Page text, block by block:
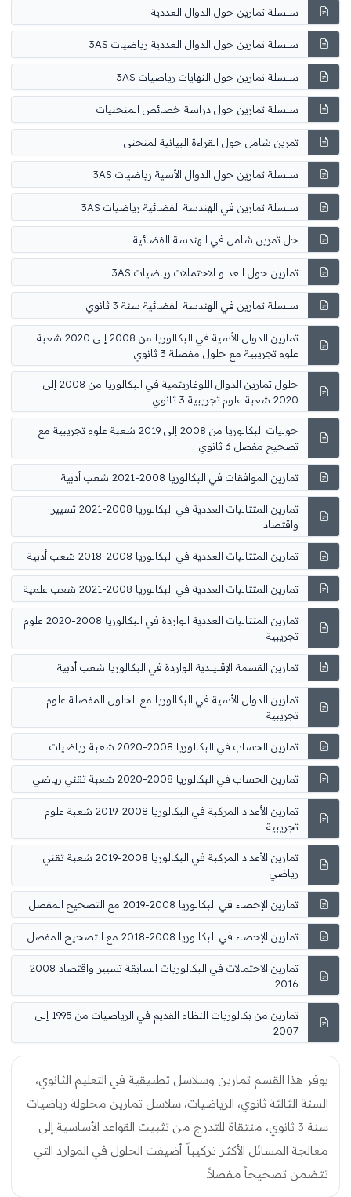
سلسلة تمارين حول الدوال العددية
سلسلة تمارين حول الدوال العددية رياضيات 3AS
سلسلة تمارين حول النهايات رياضيات 3AS
سلسلة تمارين حول دراسة خصائص المنحنيات
تمرين شامل حول القراءة البيانية لمنحنى
سلسلة تمارين حول الدوال الأسية رياضيات 3AS
سلسلة تمارين في الهندسة الفضائية رياضيات 3AS
حل تمرين شامل في الهندسة الفضائية
تمارين حول العد و الاحتمالات رياضيات 3AS
سلسلة تمارين في الهندسة الفضائية سنة 3 ثانوي
تمارين الدوال الأسية في البكالوريا من 2008 إلى 2020 شعبة
علوم تجريبية مع حلول مفصلة 3 ثانوي
حلول تمارين الدوال اللوغاريتمية في البكالوريا من 2008 إلى
2020 شعبة علوم تجريبية 3 ثانوي
حوليات البكالوريا من 2008 إلى 2019 شعبة علوم تجريبية مع
تصحيح مفصل 3 ثانوي
تمارين الموافقات في البكالوريا 2008-2021 شعب أدبية
تمارين المتتاليات العددية في البكالوريا 2008-2021 تسيير
واقتصاد
تمارين المتتاليات العددية في البكالوريا 2008-2018 شعب أدبية
تمارين المتتاليات العددية في البكالوريا 2008-2021 شعب علمية
تمارين المتتاليات العددية الواردة في البكالوريا 2008-2020 علوم
تجريبية
تمارين القسمة الإقليلدية الواردة في البكالوريا شعب أدبية
تمارين الدوال الأسية في البكالوريا مع الحلول المفصلة علوم
تجريبية
تمارين الحساب في البكالوريا 2008-2020 شعبة رياضيات
تمارين الحساب في البكالوريا 2008-2020 شعبة تقني رياضي
تمارين الأعداد المركبة في البكالوريا 2008-2019 شعبة علوم
تجريبية
تمارين الأعداد المركبة في البكالوريا 2008-2019 شعبة تقني
رياضي
تمارين الإحصاء في البكالوريا 2008-2019 مع التصحيح المفصل
تمارين الإحصاء في البكالوريا 2008-2018 مع التصحيح المفصل
تمارين الاحتمالات في البكالوريات السابقة تسيير واقتصاد 2008-
2016
تمارين من بكالوريات النظام القديم في الرياضيات من 1995 إلى
2007
يوفر هذا القسم تمارين وسلاسل تطبيقية في التعليم الثانوي،
السنة الثالثة ثانوي، الرياضيات، سلاسل تمارين محلولة رياضيات
سنة 3 ثانوي، منتقاة للتدرج من تثبيت القواعد الأساسية إلى
معالجة المسائل الأكثر تركيباً. أضيفت الحلول في الموارد التي
تتضمن تصحيحاً مفصلاً.